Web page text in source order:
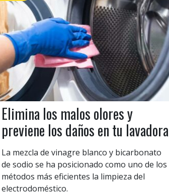
Elimina los malos olores y
previene los daños en tu lavadora
La mezcla de vinagre blanco y bicarbonato
de sodio se ha posicionado como uno de los
métodos más eficientes la limpieza del
electrodoméstico.